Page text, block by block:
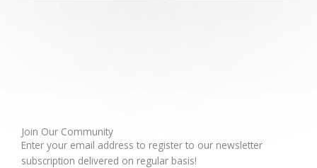
f
5
Join Our Community
Enter your email address to register to our newsletter
subscription delivered on regular basis!